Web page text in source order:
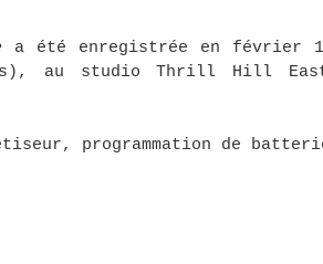
a été enregistrée en février
au studio Thrill Hill East
programmation de